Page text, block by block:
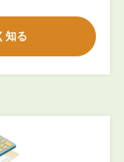
知る